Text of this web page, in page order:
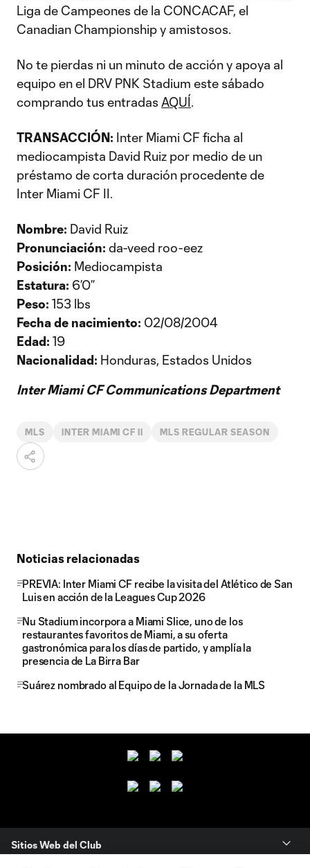
Liga de Campeones de la CONCACAF, el
Canadian Championship y amistosos.
No te pierdas ni un minuto de acción y apoya al
equipo en el DRV PNK Stadium este sábado
comprando tus entradas AQUÍ.
TRANSACCIÓN: Inter Miami CF ficha al
mediocampista David Ruiz por medio de un
préstamo de corta duración procedente de
Inter Miami CF II.
Nombre: David Ruiz
Pronunciación: da-veed roo-eez
Posición: Mediocampista
Estatura: 6’0”
Peso: 153 lbs
Fecha de nacimiento: 02/08/2004
Edad: 19
Nacionalidad: Honduras, Estados Unidos
Inter Miami CF Communications Department
MLS INTER MIAMI CF II MLS REGULAR SEASON
Noticias relacionadas
PREVIA: Inter Miami CF recibe la visita del Atlético de San
Luis en acción de la Leagues Cup 2026
Nu Stadium incorpora a Miami Slice, uno de los
restaurantes favoritos de Miami, a su oferta
gastronómica para los días de partido, y amplía la
presencia de La Birra Bar
Suárez nombrado al Equipo de la Jornada de la MLS
Sitios Web del Club